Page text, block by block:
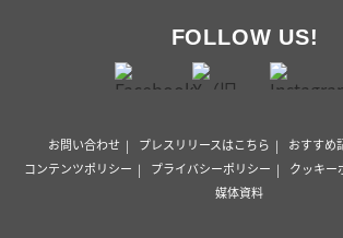
FOLLOW US!
お問い合わせ プレスリリースはこちら おすすめ
コンテンツポリシー
プライバシーポリシー クッキー
媒体資料